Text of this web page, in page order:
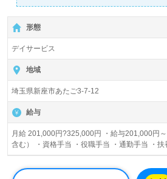
支える“介護者の方々”が、「そのひ
のびのびと」できるような質の高い
んでいます！
形態
デイサービス
地域
埼玉県新座市あたご3-7-12
給与
月給 201,000円?325,000円 ・給与201,000円
含む） ・資格手当 ・役職手当 ・通勤手当 ・
当：法定通り 賞与あり 昇給あり